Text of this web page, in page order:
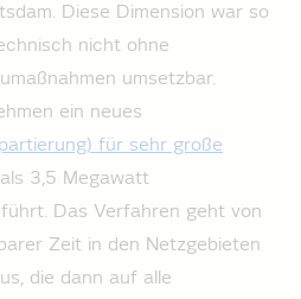
Diese Dimension war so
nicht ohne
umsetzbar.
ein neues
für sehr große
3,5 Megawatt
Das Verfahren geht von
Zeit in den Netzgebieten
die dann auf alle